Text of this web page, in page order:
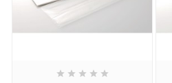
    